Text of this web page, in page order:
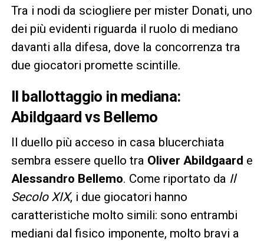
Tra i nodi da sciogliere per mister Donati, uno
dei più evidenti riguarda il ruolo di mediano
davanti alla difesa, dove la concorrenza tra
due giocatori promette scintille.
Il ballottaggio in mediana:
Abildgaard vs Bellemo
Il duello più acceso in casa blucerchiata
sembra essere quello tra Oliver Abildgaard e
Alessandro Bellemo. Come riportato da Il
Secolo XIX, i due giocatori hanno
caratteristiche molto simili: sono entrambi
mediani dal fisico imponente, molto bravi a